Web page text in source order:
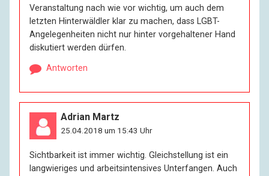
Veranstaltung nach wie vor wichtig, um auch dem
letzten Hinterwäldler klar zu machen, dass LGBT-
Angelegenheiten nicht nur hinter vorgehaltener Hand
diskutiert werden dürfen.
Antworten
Adrian Martz
25.04.2018 um 15:43 Uhr
Sichtbarkeit ist immer wichtig. Gleichstellung ist ein
langwieriges und arbeitsintensives Unterfangen. Auch